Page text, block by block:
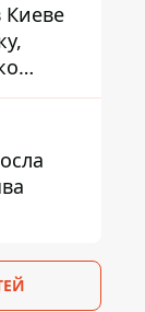
Киеве